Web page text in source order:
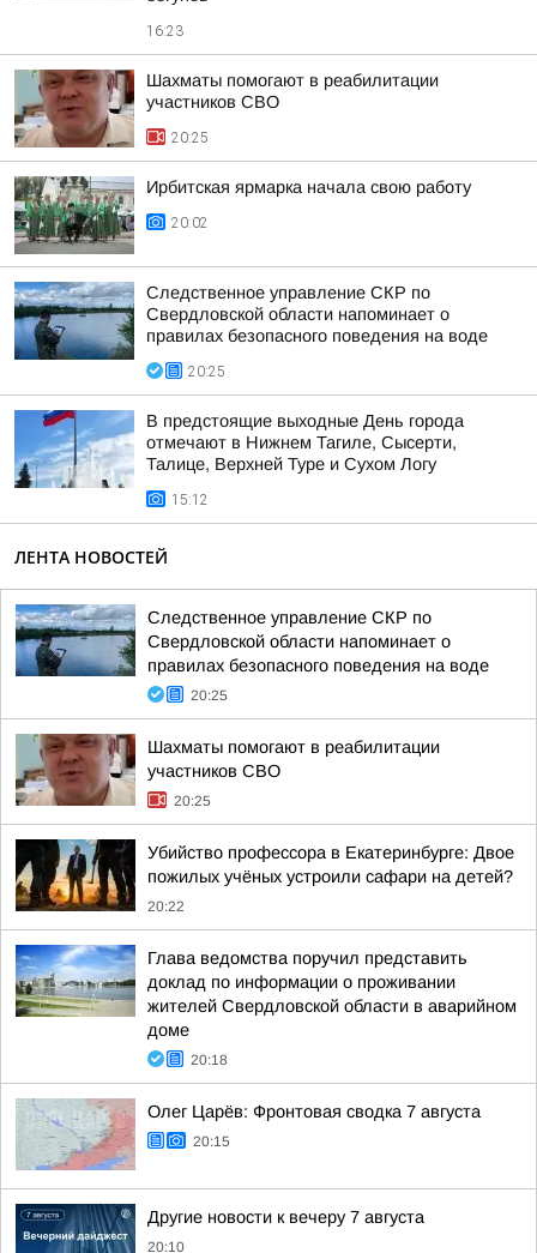
16:23
Шахматы помогают в реабилитации
участников СВО
20:25
Ирбитская ярмарка начала свою работу
20:02
Следственное управление СКР по
Свердловской области напоминает о
правилах безопасного поведения на воде
20:25
В предстоящие выходные День города
отмечают в Нижнем Тагиле, Сысерти,
Талице, Верхней Туре и Сухом Логу
15:12
ЛЕНТА НОВОСТЕЙ
Следственное управление СКР по
Свердловской области напоминает о
правилах безопасного поведения на воде
20:25
Шахматы помогают в реабилитации
участников СВО
20:25
Убийство профессора в Екатеринбурге: Двое
пожилых учёных устроили сафари на детей?
20:22
Глава ведомства поручил представить
доклад по информации о проживании
жителей Свердловской области в аварийном
доме
20:18
Олег Царёв: Фронтовая сводка 7 августа
20:15
Другие новости к вечеру 7 августа
20:10